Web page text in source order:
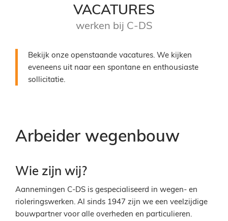
VACATURES
werken bij C-DS
Bekijk onze openstaande vacatures. We kijken
eveneens uit naar een spontane en enthousiaste
sollicitatie.
Arbeider wegenbouw
Wie zijn wij?
​Aannemingen C-DS is gespecialiseerd in wegen- en
rioleringswerken. Al sinds 1947 zijn we een veelzijdige
bouwpartner voor alle overheden en particulieren.